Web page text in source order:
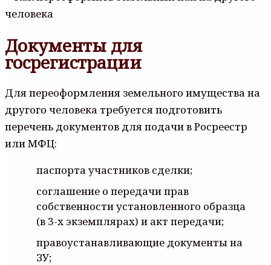
Документы для
госрегистрации
Для переоформления земельного имущества на
другого человека требуется подготовить
перечень документов для подачи в Росреестр
или МФЦ:
паспорта участников сделки;
соглашение о передачи прав
собственности установленного образца
(в 3-х экземплярах) и акт передачи;
правоустанавливающие документы на
ЗУ;